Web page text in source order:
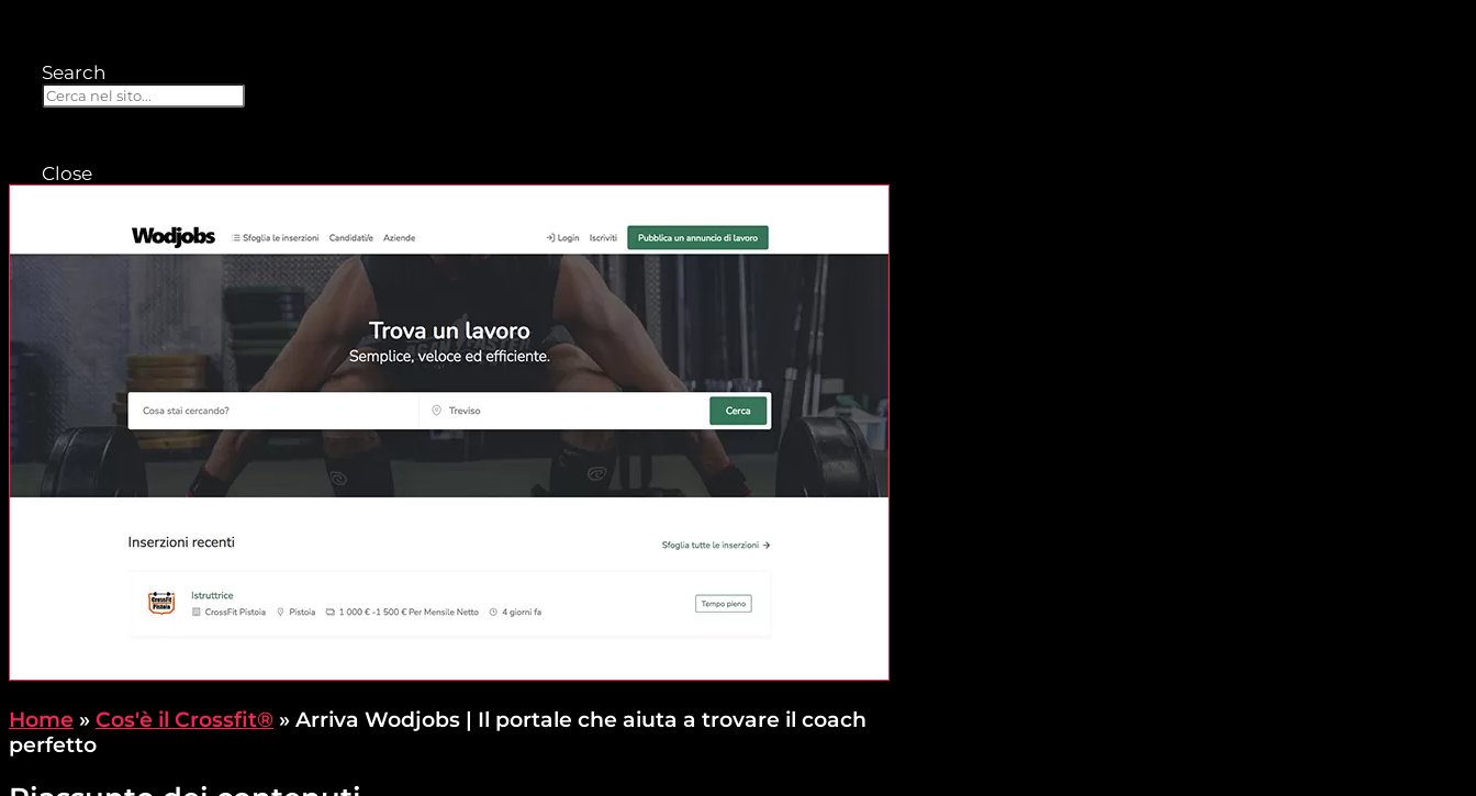
Search
Close
Home » Cos'è il Crossfit® » Arriva Wodjobs | Il portale che aiuta a trovare il coach
perfetto